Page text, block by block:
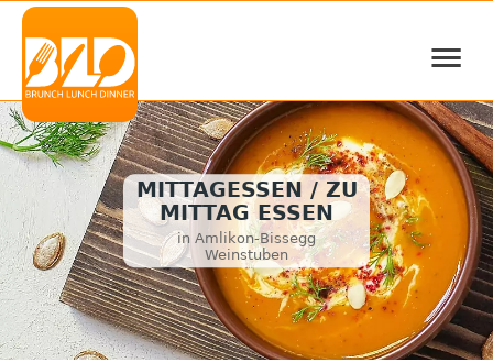
≡
MITTAGESSEN / ZU
MITTAG ESSEN
in Amlikon-Bissegg
Weinstuben